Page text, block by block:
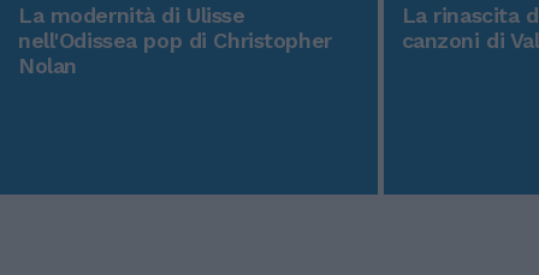
La modernità di Ulisse
nell'Odissea pop di Christopher
Nolan
La rinascita
canzoni di